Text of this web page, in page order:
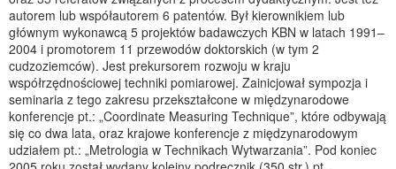
autorem lub współautorem 6 patentów. Był kierownikiem lub
głównym wykonawcą 5 projektów badawczych KBN w latach 1991–
2004 i promotorem 11 przewodów doktorskich (w tym 2
cudzoziemców). Jest prekursorem rozwoju w kraju
współrzędnościowej techniki pomiarowej. Zainicjował sympozja i
seminaria z tego zakresu przekształcone w międzynarodowe
konferencje pt.: „Coordinate Measuring Technique”, które odbywają
się co dwa lata, oraz krajowe konferencje z międzynarodowym
udziałem pt.: „Metrologia w Technikach Wytwarzania”. Pod koniec